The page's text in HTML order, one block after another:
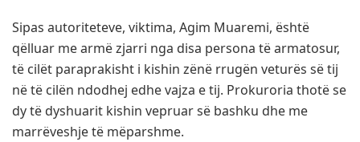
Sipas autoriteteve, viktima, Agim Muaremi, është
qëlluar me armë zjarri nga disa persona të armatosur,
të cilët paraprakisht i kishin zënë rrugën veturës së tij
në të cilën ndodhej edhe vajza e tij. Prokuroria thotë se
dy të dyshuarit kishin vepruar së bashku dhe me
marrëveshje të mëparshme.